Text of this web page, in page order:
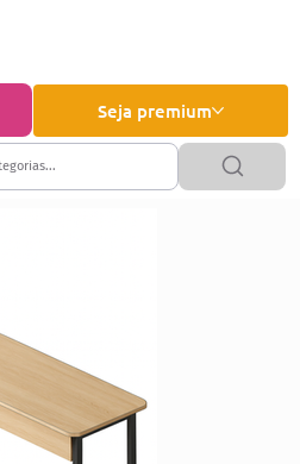
Seja premium